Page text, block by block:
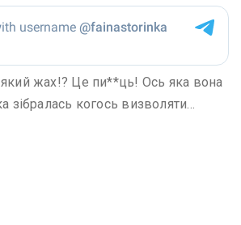
жах!? Це пи**ць! Ось яка вона
зібралась когось визволяти…